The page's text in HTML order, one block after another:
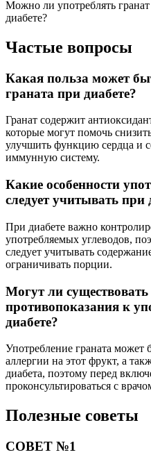
Можно ли употреблять
диабете?
Частые вопросы
Какая польза может
граната при диабете?
Гранат содержит
которые могут помочь
улучшить функцию сердца и
иммунную систему.
Какие особенности
следует учитывать при
При диабете важно
употребляемых углеводов,
следует учитывать
ограничивать порции.
Могут ли существовать
противопоказания к
диабете?
Употребление граната может
аллергии на этот фрукт, а
диабета, поэтому перед
проконсультироваться с
Полезные советы
СОВЕТ №1